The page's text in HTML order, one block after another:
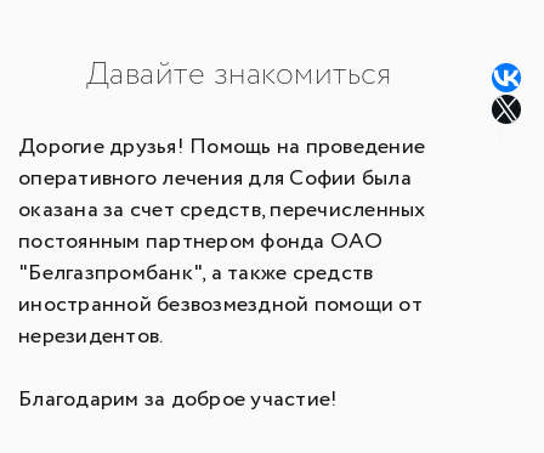
Давайте знакомиться
Дорогие друзья! Помощь на проведение
оперативного лечения для Софии была
оказана за счет средств, перечисленных
постоянным партнером фонда ОАО
"Белгазпромбанк", а также средств
иностранной безвозмездной помощи от
нерезидентов.
Благодарим за доброе участие!